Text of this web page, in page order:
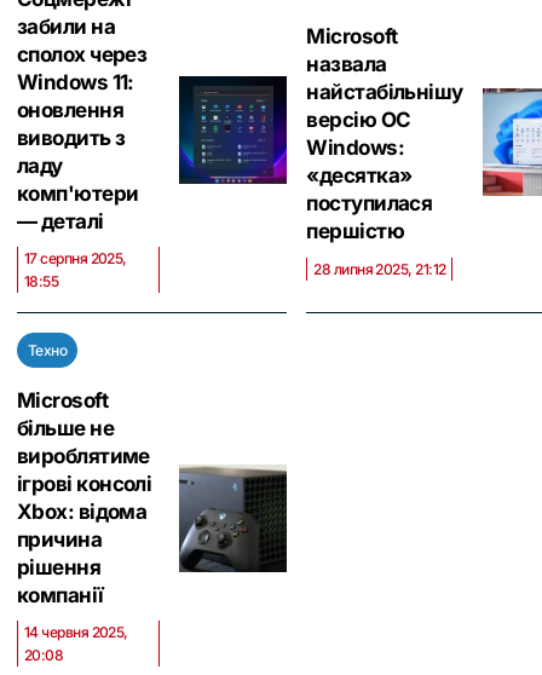
забили на
сполох через
Windows 11:
оновлення
виводить з
ладу
комп'ютери
— деталі
17 серпня 2025,
18:55
Microsoft
назвала
найстабільнішу
версію ОС
Windows:
«десятка»
поступилася
першістю
28 липня 2025, 21:12
Техно
Microsoft
більше не
вироблятиме
ігрові консолі
Xbox: відома
причина
рішення
компанії
14 червня 2025,
20:08